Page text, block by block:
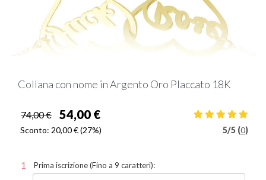
Collana con nome in Argento Oro Placcato 18K
74,00 € 54,00 €
Sconto: 20,00 € (27%) 5/5 (0)
Prima iscrizione (Fino a 9 caratteri):